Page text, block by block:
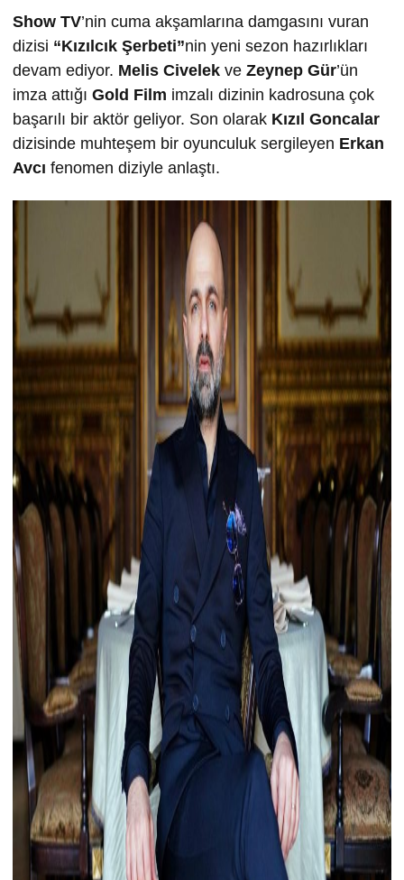
Show TV’nin cuma akşamlarına damgasını vuran
dizisi “Kızılcık Şerbeti”nin yeni sezon hazırlıkları
devam ediyor. Melis Civelek ve Zeynep Gür’ün
imza attığı Gold Film imzalı dizinin kadrosuna çok
başarılı bir aktör geliyor. Son olarak Kızıl Goncalar
dizisinde muhteşem bir oyunculuk sergileyen Erkan
Avcı fenomen diziyle anlaştı.